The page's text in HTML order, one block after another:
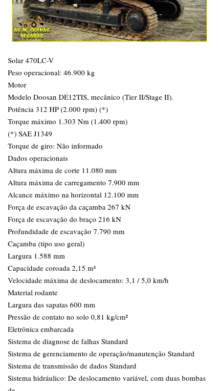
Solar 470LC-V
Peso operacional: 46.900 kg
Motor
Modelo Doosan DE12TIS, mecânico (Tier II/Stage II).
Potência 312 HP (2.000 rpm) (*)
Torque máximo 1.303 Nm (1.400 rpm)
(*) SAE J1349
Torque de giro: Não informado
Dados operacionais
Altura máxima de corte 11.080 mm
Altura máxima de carregamento 7.900 mm
Alcance máximo na horizontal 12.100 mm
Força de escavação da caçamba 267 kN
Força de escavação do braço 216 kN
Profundidade de escavação 7.790 mm
Caçamba (tipo uso geral)
Largura 1.588 mm
Capacidade coroada 2,15 m³
Velocidade máxima de deslocamento: 3,1 / 5,0 km/h
Material rodante
Largura das sapatas 600 mm
Pressão de contato no solo 0,81 kg/cm²
Eletrônica embarcada
Sistema de diagnose de falhas Standard
Sistema de gerenciamento de operação/manutenção Standard
Sistema de transmissão de dados Standard
Sistema hidráulico: De deslocamento variável, com duas bombas